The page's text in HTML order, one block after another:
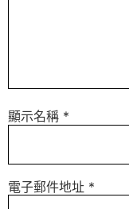
顯示名稱 *
電子郵件地址 *